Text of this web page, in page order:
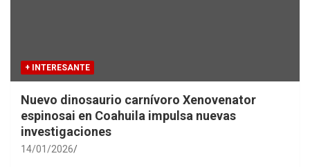
+ INTERESANTE
Nuevo dinosaurio carnívoro Xenovenator
espinosai en Coahuila impulsa nuevas
investigaciones
14/01/2026